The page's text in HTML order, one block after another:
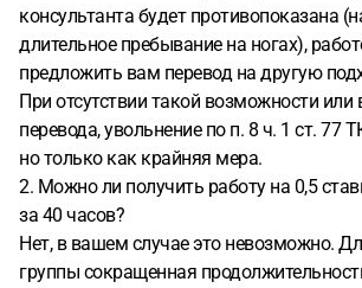
консультанта будет противопоказана
длительное пребывание на ногах),
предложить вам перевод на другую
При отсутствии такой возможности
перевода, увольнение по п. 8 ч. 1 ст. 77
но только как крайняя мера.
2. Можно ли получить работу на 0,5
за 40 часов?
Нет, в вашем случае это невозможно.
группы сокращенная